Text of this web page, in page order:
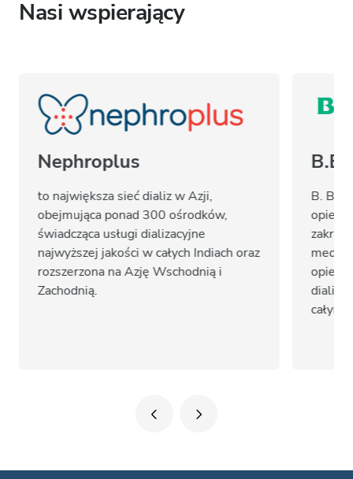
Nasi wspierający
Nephroplus
to największa sieć dializ w Azji,
obejmująca ponad 300 ośrodków,
świadcząca usługi dializacyjne
najwyższej jakości w całych Indiach oraz
rozszerzona na Azję Wschodnią i
Zachodnią.
B.
opieki
opieki
dializą
całym